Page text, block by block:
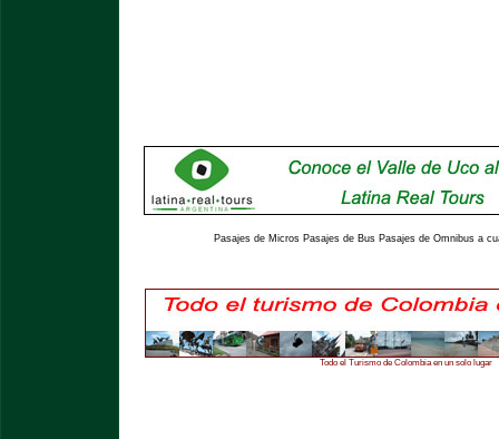
Pasajes de Micros Pasajes de Bus Pasajes de Omnibus a
Todo el Turismo de Colombia en un solo lugar